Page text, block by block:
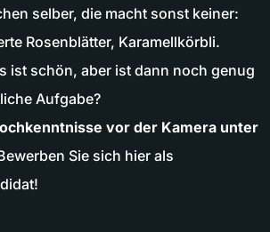
selber, die macht sonst keiner:
Rosenblätter, Karamellkörbli.
ist schön, aber ist dann noch genug
Aufgabe?
vor der Kamera unter
Sie sich hier als